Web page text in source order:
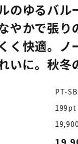
のゆるバル
やかで張り
く快適。ノ
いに。秋冬
PT-
199pt